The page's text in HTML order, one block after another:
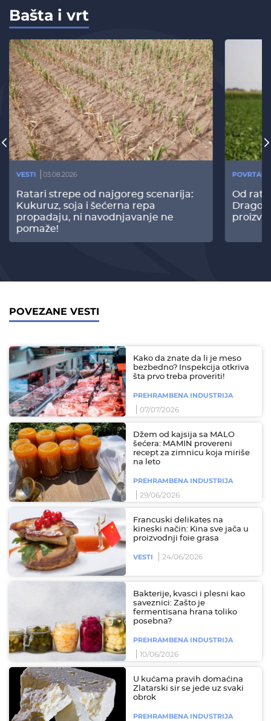
Bašta i vrt
VESTI 03.08.2026
Ratari strepe od najgoreg scenarija:
Kukuruz, soja i šećerna repa
propadaju, ni navodnjavanje ne
pomaže!
Od
POVEZANE VESTI
Kako da znate da li je meso
bezbedno? Inspekcija otkriva
šta prvo treba proveriti!
PREHRAMBENA INDUSTRIJA
07/07/2026
Džem od kajsija sa MALO
šećera: MAMIN provereni
recept za zimnicu koja miriše
na leto
PREHRAMBENA INDUSTRIJA
29/06/2026
Francuski delikates na
kineski način: Kina sve jača u
proizvodnji foie grasa
VESTI 24/06/2026
Bakterije, kvasci i plesni kao
saveznici: Zašto je
fermentisana hrana toliko
posebna?
PREHRAMBENA INDUSTRIJA
10/06/2026
U kućama pravih domaćina
Zlatarski sir se jede uz svaki
obrok
PREHRAMBENA INDUSTRIJA